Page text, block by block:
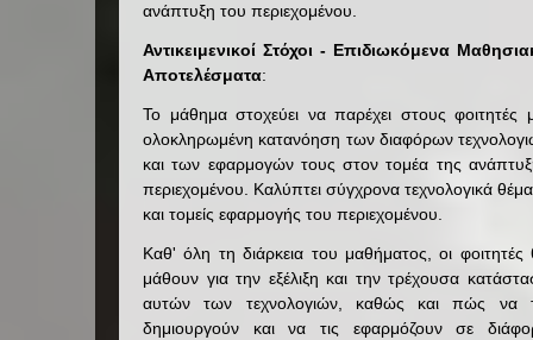
ανάπτυξη του περιεχομένου.
Αντικειμενικοί Στόχοι - Επιδιωκόμενα
Αποτελέσματα:
Το μάθημα στοχεύει να παρέχει στους φοιτητές
ολοκληρωμένη κατανόηση των διαφόρων
και των εφαρμογών τους στον τομέα της
περιεχομένου. Καλύπτει σύγχρονα τεχνολογικά
και τομείς εφαρμογής του περιεχομένου.
Καθ' όλη τη διάρκεια του μαθήματος, οι φοιτητές
μάθουν για την εξέλιξη και την τρέχουσα
αυτών των τεχνολογιών, καθώς και πώς να
δημιουργούν και να τις εφαρμόζουν σε